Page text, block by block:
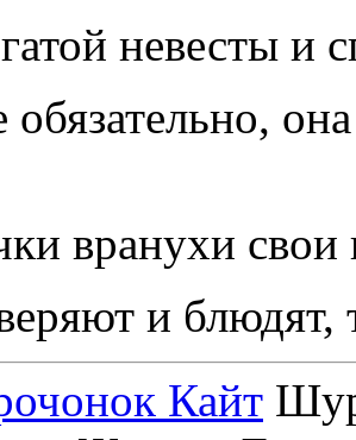
невесты и
вранухи свои
и
Кайт